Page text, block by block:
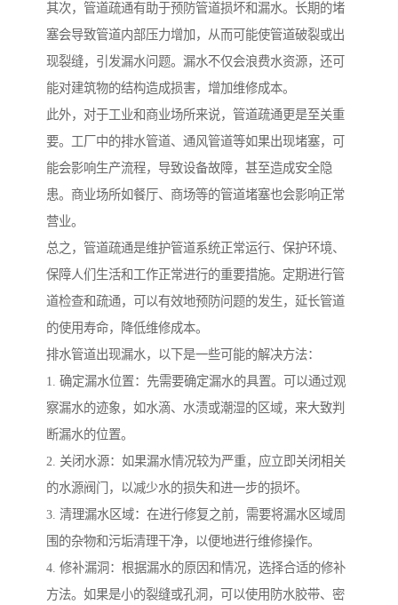
其次，管道疏通有助于预防管道损坏和漏水。长期的堵
塞会导致管道内部压力增加，从而可能使管道破裂或出
现裂缝，引发漏水问题。漏水不仅会浪费水资源，还可
能对建筑物的结构造成损害，增加维修成本。
此外，对于工业和商业场所来说，管道疏通更是至关重
要。工厂中的排水管道、通风管道等如果出现堵塞，可
能会影响生产流程，导致设备故障，甚至造成安全隐
患。商业场所如餐厅、商场等的管道堵塞也会影响正常
营业。
总之，管道疏通是维护管道系统正常运行、保护环境、
保障人们生活和工作正常进行的重要措施。定期进行管
道检查和疏通，可以有效地预防问题的发生，延长管道
的使用寿命，降低维修成本。
排水管道出现漏水，以下是一些可能的解决方法：
1. 确定漏水位置：先需要确定漏水的具置。可以通过观
察漏水的迹象，如水滴、水渍或潮湿的区域，来大致判
断漏水的位置。
2. 关闭水源：如果漏水情况较为严重，应立即关闭相关
的水源阀门，以减少水的损失和进一步的损坏。
3. 清理漏水区域：在进行修复之前，需要将漏水区域周
围的杂物和污垢清理干净，以便地进行维修操作。
4. 修补漏洞：根据漏水的原因和情况，选择合适的修补
方法。如果是小的裂缝或孔洞，可以使用防水胶带、密